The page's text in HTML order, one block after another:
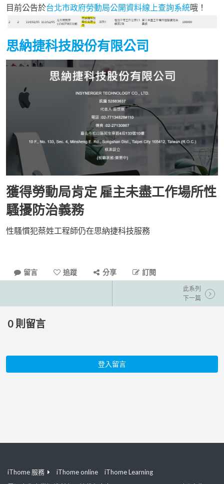
目前公告於台北市政府勞動局公開資料線上查詢系統哦！
思納捷科技股份有限公司
獲得勞動局肯定 雇主未盡工作場所性
騷擾防治義務
性騷慣犯蔡姓工程師仍在思納捷科技服務
留言 追蹤 分享 訂閱
此系列
下一篇
0 則留言
登入留言
iThome 服務 iThome online
iThome Learning